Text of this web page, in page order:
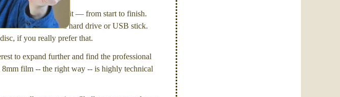
Then, I'll convert it — from start to finish.
be delivered onto a hard drive or USB stick.
if you really prefer that.
to expand further and find the professional
film -- the right way -- is highly technical